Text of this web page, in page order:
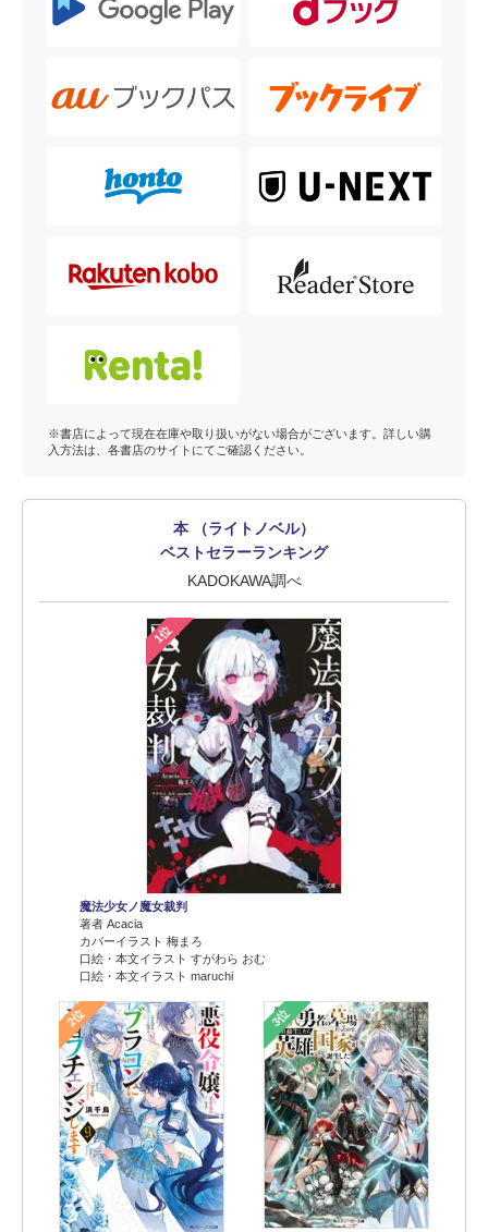
※書店によって現在在庫や取り扱いがない場合がございます。詳しい購
入方法は、各書店のサイトにてご確認ください。
本 （ライトノベル）
ベストセラーランキング
KADOKAWA調べ
1位
魔法少女ノ魔女裁判
著者 Acacia
カバーイラスト 梅まろ
口絵・本文イラスト すがわら おむ
口絵・本文イラスト maruchi
2位 3位